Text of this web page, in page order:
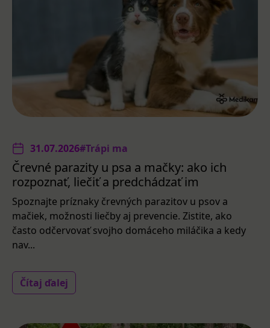
31.07.2026#Trápi ma
Črevné parazity u psa a mačky: ako ich
rozpoznať, liečiť a predchádzať im
Spoznajte príznaky črevných parazitov u psov a
mačiek, možnosti liečby aj prevencie. Zistite, ako
často odčervovať svojho domáceho miláčika a kedy
nav...
Čítaj ďalej